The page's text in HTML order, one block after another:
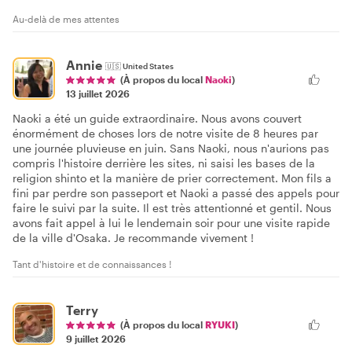
Au-delà de mes attentes
Annie 🇺🇸United States
(À propos du local Naoki)
13 juillet 2026
Naoki a été un guide extraordinaire. Nous avons couvert
énormément de choses lors de notre visite de 8 heures par
une journée pluvieuse en juin. Sans Naoki, nous n'aurions pas
compris l'histoire derrière les sites, ni saisi les bases de la
religion shinto et la manière de prier correctement. Mon fils a
fini par perdre son passeport et Naoki a passé des appels pour
faire le suivi par la suite. Il est très attentionné et gentil. Nous
avons fait appel à lui le lendemain soir pour une visite rapide
de la ville d'Osaka. Je recommande vivement !
Tant d'histoire et de connaissances !
Terry
(À propos du local RYUKI)
9 juillet 2026